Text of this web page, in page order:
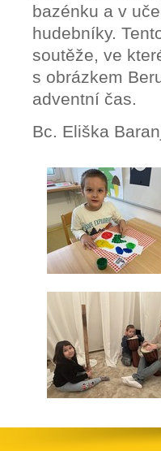
bazénku a v
hudebníky.
soutěže, ve
s obrázkem
adventní čas.
Bc. Eliška